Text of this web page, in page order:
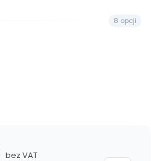
8 opcji
bez VAT